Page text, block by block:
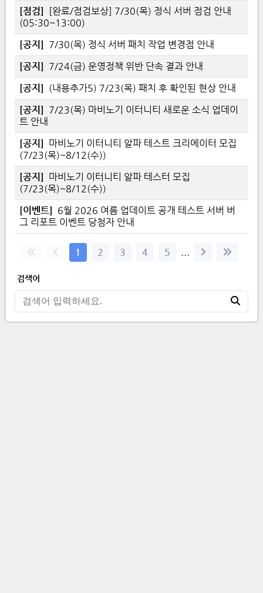
[점검]
[완료/점검보상] 7/30(목) 정식 서버 점검 안내
(05:30~13:00)
[공지 ] 7/30(목) 정식 서버 패치 작업 변경점 안내
[공지 ] 7/24(금) 운영정책 위반 단속 결과 안내
[공지 ] (내용추가5) 7/23(목) 패치 후 확인된 현상 안내
[공지 ] 7/23(목) 마비노기 이터니티 새로운 소식 업데이
트 안내
[공지 ] 마비노기 이터니티 알파 테스트 크리에이터 모집
(7/23(목)~8/12(수))
[공지 ] 마비노기 이터니티 알파 테스터 모집
(7/23(목)~8/12(수))
[이벤트] 6월 2026 여름 업데이트 공개 테스트 서버 버
그 리포트 이벤트 당첨자 안내
1 2 3 4 5 ...
검색어